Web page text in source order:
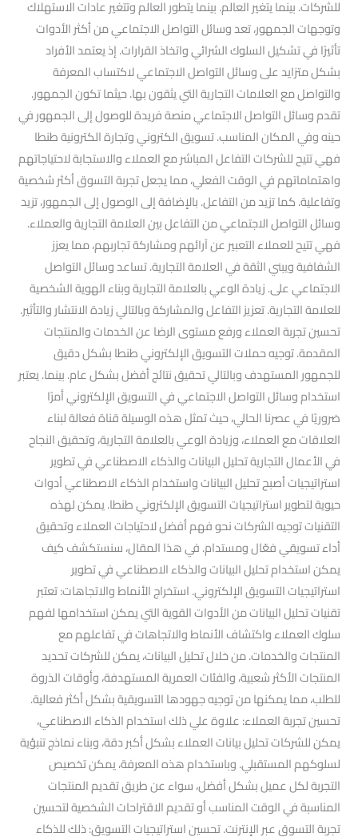
للشركات. بينما يتغير العالم. بينما يتطور العالم وتتغير عادات الاستهلاك
وتوجهات الجمهور، تعد وسائل التواصل الاجتماعي من أكثر الأدوات
تأثيرًا في تشكيل السلوك الشرائي واتخاذ القرارات. إذ يعتمد الأفراد
بشكل متزايد على وسائل التواصل الاجتماعي لاكتساب المعرفة
والتواصل مع العلامات التجارية التي يثقون بها. حيثما تكون الجمهور.
تقدم وسائل التواصل الاجتماعي منصة فريدة للوصول إلى الجمهور في
حينه وفي المكان المناسب. تسويق الكتروني وتجارة الكترونية طنطا
فهي تتيح للشركات التفاعل المباشر مع العملاء والاستجابة لاحتياجاتهم
واهتماماتهم في الوقت الفعلي، مما يجعل تجربة التسوق أكثر شخصية
وتفاعلية. كما تزيد من التفاعل. بالإضافة إلى الوصول إلى الجمهور، تزيد
وسائل التواصل الاجتماعي من التفاعل بين العلامة التجارية والعملاء.
فهي تتيح للعملاء التعبير عن آرائهم ومشاركة تجاربهم، مما يعزز
الشفافية ويبني الثقة في العلامة التجارية. تساعد وسائل التواصل
الاجتماعي على. زيادة الوعي بالعلامة التجارية وبناء الهوية الشخصية
للعلامة التجارية. تعزيز التفاعل والمشاركة وبالتالي زيادة الانتشار والتأثير.
تحسين تجربة العملاء ورفع مستوى الرضا عن الخدمات والمنتجات
المقدمة. توجيه حملات التسويق الإلكتروني طنطا بشكل دقيق
للجمهور المستهدف وبالتالي تحقيق نتائج أفضل بشكل عام. بينما. يعتبر
استخدام وسائل التواصل الاجتماعي في التسويق الإلكتروني أمرًا
ضروريًا في عصرنا الحالي، حيث تمثل هذه الوسيلة قناة فعالة لبناء
العلاقات مع العملاء، وزيادة الوعي بالعلامة التجارية، وتحقيق النجاح
في الأعمال التجارية تحليل البيانات والذكاء الاصطناعي في تطوير
استراتيجيات أصبح تحليل البيانات واستخدام الذكاء الاصطناعي أدوات
حيوية لتطوير استراتيجيات التسويق الإلكتروني طنطا. يمكن لهذه
التقنيات توجيه الشركات نحو فهم أفضل لاحتياجات العملاء وتحقيق
أداء تسويقي فعّال ومستدام. في هذا المقال، سنستكشف كيف
يمكن استخدام تحليل البيانات والذكاء الاصطناعي في تطوير
استراتيجيات التسويق الإلكتروني. استخراج الأنماط والاتجاهات: تعتبر
تقنيات تحليل البيانات من الأدوات القوية التي يمكن استخدامها لفهم
سلوك العملاء واكتشاف الأنماط والاتجاهات في تفاعلهم مع
المنتجات والخدمات. من خلال تحليل البيانات، يمكن للشركات تحديد
المنتجات الأكثر شعبية، والفئات العمرية المستهدفة، وأوقات الذروة
للطلب، مما يمكنها من توجيه جهودها التسويقية بشكل أكثر فعالية.
تحسين تجربة العملاء: علاوة علي ذلك استخدام الذكاء الاصطناعي،
يمكن للشركات تحليل بيانات العملاء بشكل أكبر دقة، وبناء نماذج تنبؤية
لسلوكهم المستقبلي. وباستخدام هذه المعرفة، يمكن تخصيص
التجربة لكل عميل بشكل أفضل، سواء عن طريق تقديم المنتجات
المناسبة في الوقت المناسب أو تقديم الاقتراحات الشخصية لتحسين
تجربة التسوق عبر الإنترنت. تحسين استراتيجيات التسويق: ذلك للذكاء